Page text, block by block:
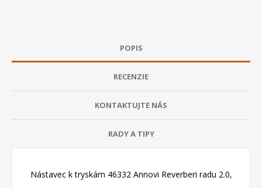
POPIS
RECENZIE
KONTAKTUJTE NÁS
RADY A TIPY
Nástavec k tryskám 46332 Annovi Reverberi radu 2.0,